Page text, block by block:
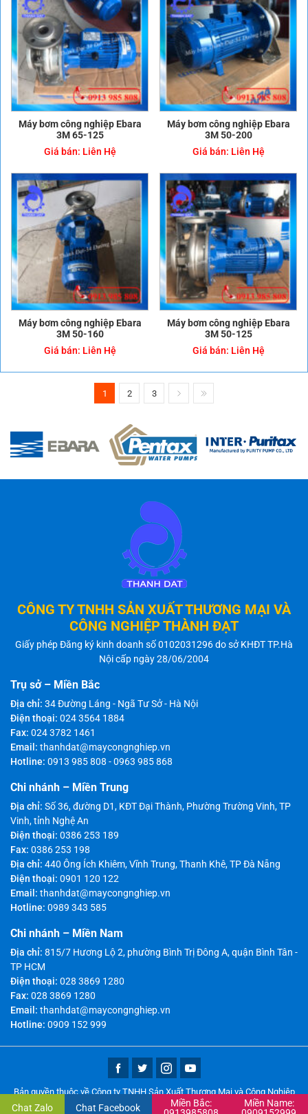
Máy bơm công nghiệp Ebara
3M 65-125
Giá bán: Liên Hệ
Máy bơm công nghiệp Ebara
3M 50-200
Giá bán: Liên Hệ
Máy bơm công nghiệp Ebara
3M 50-160
Giá bán: Liên Hệ
Máy bơm công nghiệp Ebara
3M 50-125
Giá bán: Liên Hệ
1 2 3
CÔNG TY TNHH SẢN XUẤT THƯƠNG MẠI VÀ
CÔNG NGHIỆP THÀNH ĐẠT
Giấy phép Đăng ký kinh doanh số 0102031296 do sở KHĐT TP.Hà
Nội cấp ngày 28/06/2004
Trụ sở – Miền Bắc
Địa chỉ: 34 Đường Láng - Ngã Tư Sở - Hà Nội
Điện thoại: 024 3564 1884
Fax: 024 3782 1461
Email: thanhdat@maycongnghiep.vn
Hotline: 0913 985 808 -0963 985 868
Chi nhánh – Miền Trung
Địa chỉ: Số 36, đường D1, KĐT Đại Thành, Phường Trường Vinh, TP
Vinh, tỉnh Nghệ An
Điện thoại: 0386 253 189
Fax: 0386 253 198
Địa chỉ: 440 Ông Ích Khiêm, Vĩnh Trung, Thanh Khê, TP Đà Nẵng
Điện thoại: 0901 120 122
Email: thanhdat@maycongnghiep.vn
Hotline: 0989 343 585
Chi nhánh – Miền Nam
Địa chỉ: 815/7 Hương Lộ 2, phường Bình Trị Đông A, quận Bình Tân -
TP HCM
Điện thoại: 028 3869 1280
Fax: 028 3869 1280
Email: thanhdat@maycongnghiep.vn
Hotline: 0909 152 999
Bản quyền thuộc về Công ty TNHH Sản Xuất Thương Mại và Công Nghiệp
Thành Đạt
Chat Zalo Chat Facebook
Miền Bắc:
Miền Name: